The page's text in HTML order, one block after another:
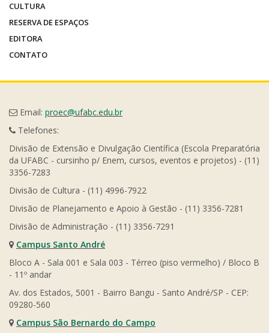
CULTURA
RESERVA DE ESPAÇOS
EDITORA
CONTATO
Email: proec@ufabc.edu.br
Telefones:
Divisão de Extensão e Divulgação Científica (Escola Preparatória
da UFABC - cursinho p/ Enem, cursos, eventos e projetos) - (11)
3356-7283
Divisão de Cultura - (11) 4996-7922
Divisão de Planejamento e Apoio à Gestão - (11) 3356-7281
Divisão de Administração - (11) 3356-7291
Campus Santo André
Bloco A - Sala 001 e Sala 003 - Térreo (piso vermelho) / Bloco B
- 11º andar
Av. dos Estados, 5001 - Bairro Bangu - Santo André/SP - CEP:
09280-560
Campus São Bernardo do Campo